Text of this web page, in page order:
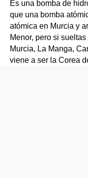
Es una bomba de
que una bomba
atómica en Murcia y
Menor, pero si
Murcia, La Manga,
viene a ser la Corea